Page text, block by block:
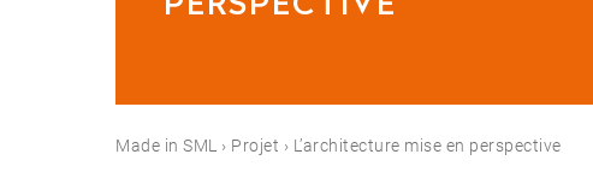
Made in SML › Projet › L’architecture mise en perspective
Est-il possible d’intégrer